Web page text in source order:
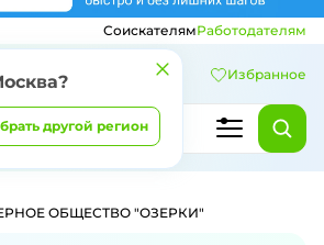
?
другой регион
СоискателямРаботодателям
Избранное
ОБЩЕСТВО "ОЗЕРКИ"